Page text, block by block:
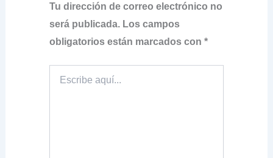
Tu dirección de correo electrónico no
será publicada. Los campos
obligatorios están marcados con *
aquí...